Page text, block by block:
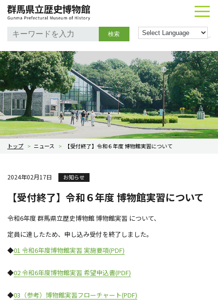
検索
トップ > ニュース > 【受付終了】令和６年度 博物館実習について
2024年02月17日 お知らせ
【受付終了】令和６年度 博物館実習について
令和6年度 群馬県立歴史博物館 博物館実習 について、
定員に達したため、申し込み受付を終了しました。
◆01 令和6年度博物館実習 実施要項(PDF)
◆02 令和6年度博物館実習 希望申込書(PDF)
◆03（参考）博物館実習フローチャート(PDF)